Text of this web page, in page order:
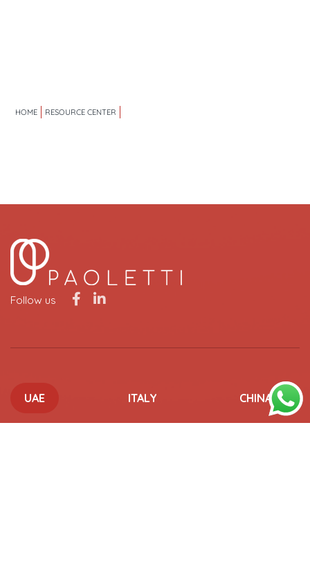
HOME RESOURCE CENTER
Follow us
UAE ITALY CHINA